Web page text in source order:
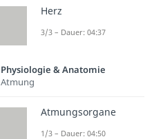
Herz
3/3 – Dauer: 04:37
Physiologie & Anatomie
Atmung
Atmungsorgane
1/3 – Dauer: 04:50